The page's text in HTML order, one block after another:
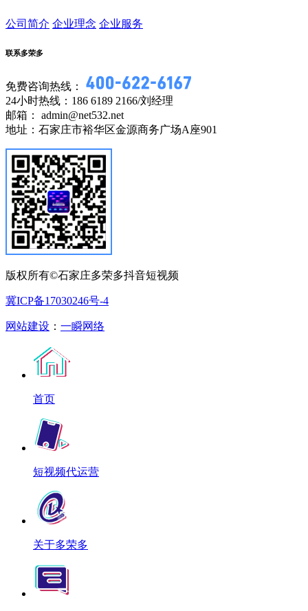
公司简介 企业理念 企业服务
联系多荣多
免费咨询热线：
24小时热线：186 6189 2166/刘经理
邮箱： admin@net532.net
地址：石家庄市裕华区金源商务广场A座901
版权所有©石家庄多荣多抖音短视频
冀ICP备17030246号-4
网站建设 ： 一瞬网络
首页
短视频代运营
关于多荣多